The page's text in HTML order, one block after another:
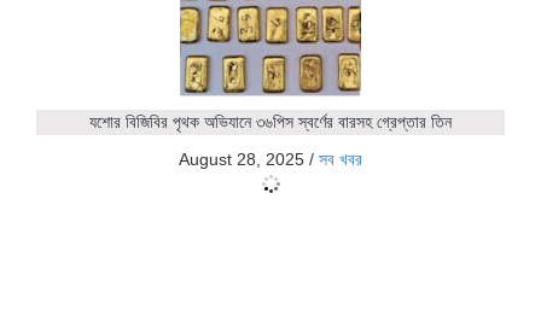
যশোর বিজিবির পৃথক অভিযানে ৩৬পিস স্বর্ণের বারসহ গ্রেপ্তার তিন
August 28, 2025 / সব খবর